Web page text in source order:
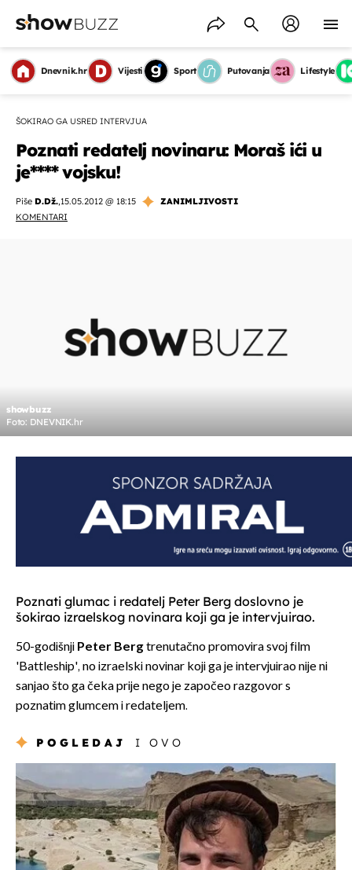
Dnevnik.hr Vijesti Sport Putovanja Lifestyle
ŠOKIRAO GA USRED INTERVJUA
Poznati redatelj novinaru: Moraš ići u
je**** vojsku!
Piše D.Dž.,15.05.2012 @ 18:15
ZANIMLJIVOSTI
KOMENTARI
showbuzz
Foto: DNEVNIK.hr
Poznati glumac i redatelj Peter Berg doslovno je
šokirao izraelskog novinara koji ga je intervjuirao.
50-godišnji Peter Bergtrenutačno promovira svoj film
'Battleship', no izraelski novinar koji ga je intervjuirao nije ni
sanjao što ga čeka prije nego je započeo razgovor s
poznatim glumcem i redateljem.
POGLEDAJ I OVO